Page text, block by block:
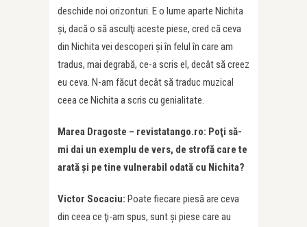
deschide noi orizonturi. E o lume aparte Nichita
şi, dacă o să asculţi aceste piese, cred că ceva
din Nichita vei descoperi şi în felul în care am
tradus, mai degrabă, ce-a scris el, decât să creez
eu ceva. N-am făcut decât să traduc muzical
ceea ce Nichita a scris cu genialitate.
Marea Dragoste – revistatango.ro: Poţi să-
mi dai un exemplu de vers, de strofă care te
arată şi pe tine vulnerabil odată cu Nichita?
Victor Socaciu: Poate fiecare piesă are ceva
din ceea ce ţi-am spus, sunt și piese care au